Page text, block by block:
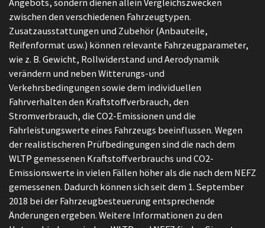
Angebots, sondern dienen allein Vergleichszwecken
zwischen den verschiedenen Fahrzeugtypen.
Zusatzausstattungen und Zubehör (Anbauteile,
Reifenformat usw.) können relevante Fahrzeugparameter,
wie z. B. Gewicht, Rollwiderstand und Aerodynamik
verändern und neben Witterungs-und
Verkehrsbedingungen sowie dem individuellen
Fahrverhalten den Kraftstoffverbrauch, den
Stromverbrauch, die CO2-Emissionen und die
Fahrleistungswerte eines Fahrzeugs beeinflussen. Wegen
der realistischeren Prüfbedingungen sind die nach dem
WLTP gemessenen Kraftstoffverbrauchs und CO2-
Emissionswerte in vielen Fällen höher als die nach dem NEFZ
gemessenen. Dadurch können sich seit dem 1. September
2018 bei der Fahrzeugbesteuerung entsprechende
Änderungen ergeben. Weitere Informationen zu den